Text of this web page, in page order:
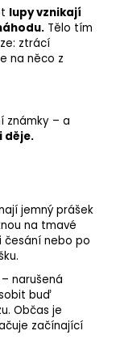
lupy vznikají
Tělo tím
ztrácí
na něco z
známky – a
děje.
jemný prášek
na tmavé
česání nebo po
– narušená
buď
Občas je
začínající